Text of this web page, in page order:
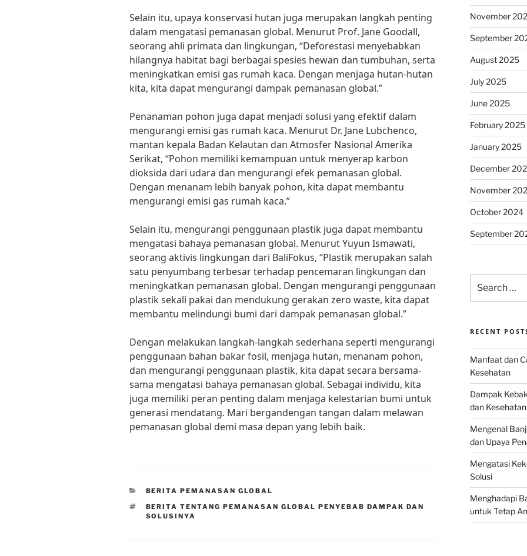
Selain itu, upaya konservasi hutan juga merupakan langkah penting
dalam mengatasi pemanasan global. Menurut Prof. Jane Goodall,
seorang ahli primata dan lingkungan, “Deforestasi menyebabkan
hilangnya habitat bagi berbagai spesies hewan dan tumbuhan, serta
meningkatkan emisi gas rumah kaca. Dengan menjaga hutan-hutan
kita, kita dapat mengurangi dampak pemanasan global.”
Penanaman pohon juga dapat menjadi solusi yang efektif dalam
mengurangi emisi gas rumah kaca. Menurut Dr. Jane Lubchenco,
mantan kepala Badan Kelautan dan Atmosfer Nasional Amerika
Serikat, “Pohon memiliki kemampuan untuk menyerap karbon
dioksida dari udara dan mengurangi efek pemanasan global.
Dengan menanam lebih banyak pohon, kita dapat membantu
mengurangi emisi gas rumah kaca.”
Selain itu, mengurangi penggunaan plastik juga dapat membantu
mengatasi bahaya pemanasan global. Menurut Yuyun Ismawati,
seorang aktivis lingkungan dari BaliFokus, “Plastik merupakan salah
satu penyumbang terbesar terhadap pencemaran lingkungan dan
meningkatkan pemanasan global. Dengan mengurangi penggunaan
plastik sekali pakai dan mendukung gerakan zero waste, kita dapat
membantu melindungi bumi dari dampak pemanasan global.”
Dengan melakukan langkah-langkah sederhana seperti mengurangi
penggunaan bahan bakar fosil, menjaga hutan, menanam pohon,
dan mengurangi penggunaan plastik, kita dapat secara bersama-
sama mengatasi bahaya pemanasan global. Sebagai individu, kita
juga memiliki peran penting dalam menjaga kelestarian bumi untuk
generasi mendatang. Mari bergandengan tangan dalam melawan
pemanasan global demi masa depan yang lebih baik.
CATEGORIES
BERITA PEMANASAN GLOBAL
TAGS
BERITA TENTANG PEMANASAN GLOBAL PENYEBAB DAMPAK DAN
SOLUSINYA
November
September
August 2025
July 2025
June 2025
February 2025
January 2025
December
November
October 2024
September
for:
RECENT
Manfaat dan
Kesehatan
Dampak
dan
Mengenal
dan Upaya
Mengatasi
Solusi
Menghadapi
untuk Tetap